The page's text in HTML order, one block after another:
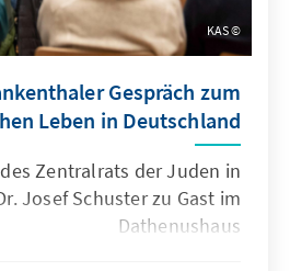
KAS
Gespräch zum
Leben in Deutschland
Zentralrats der Juden in
Josef Schuster zu Gast im
Dathenushaus